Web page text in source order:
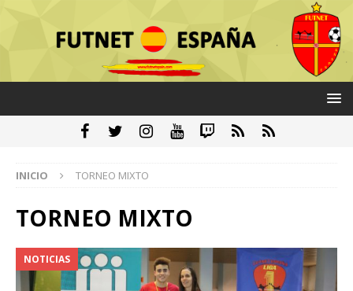
INICIO TORNEO MIXTO
TORNEO MIXTO
NOTICIAS